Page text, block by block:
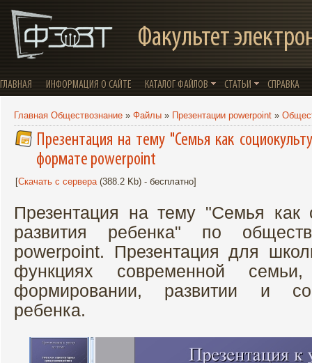
Факультет
ГЛАВНАЯ ИНФОРМАЦИЯ О САЙТЕ КАТАЛОГ ФАЙЛОВ СТАТЬИ СПРАВКА
Главная Обществознание » Файлы » Презентации powerpoint »
Презентация на тему "Семья как
формате powerpoint
[Скачать с сервера(388.2 Kb) - бесплатно]
Презентация на тему "Семья как
развития ребенка" по
powerpoint. Презентация для
функциях современной
формировании, развитии и
ребенка.